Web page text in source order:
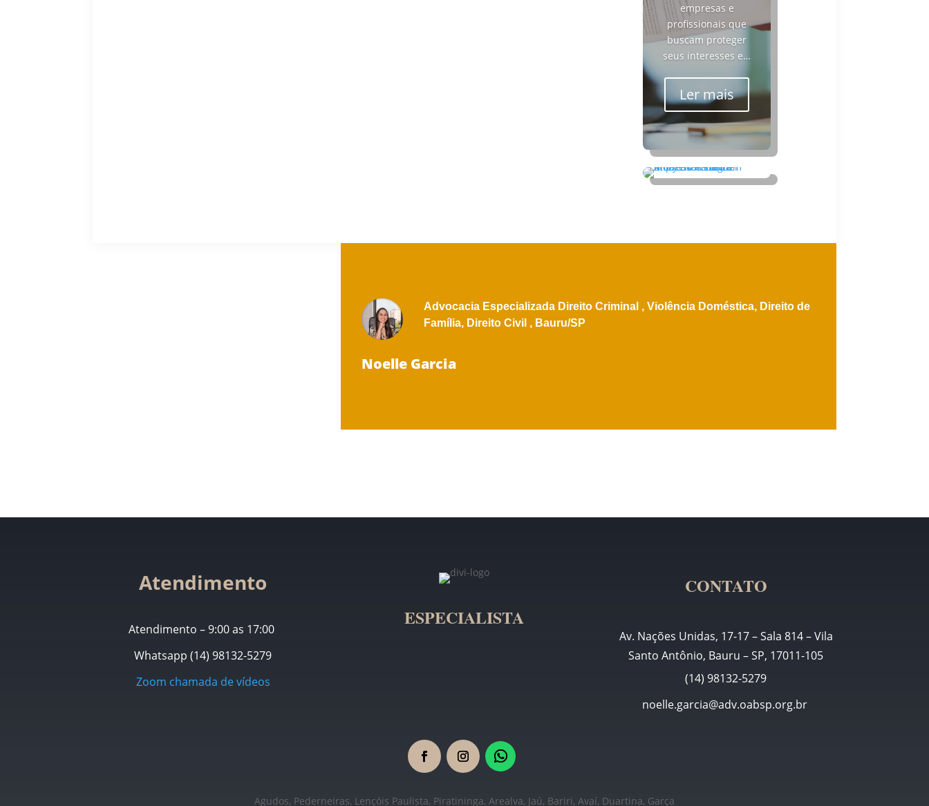
empresas e
profissionais que
buscam proteger
seus interesses e…
Ler mais
Advocacia Especializada Direito Criminal , Violência Doméstica, Direito de
Família, Direito Civil , Bauru/SP
Noelle Garcia
Atendimento
Atendimento – 9:00 as 17:00
Whatsapp (14) 98132-5279
Zoom chamada de vídeos
ESPECIALISTA
CONTATO
Av. Nações Unidas, 17-17 – Sala 814 – Vila
Santo Antônio, Bauru – SP, 17011-105
(14) 98132-5279
noelle.garcia@adv.oabsp.org.br
Agudos, Pederneiras, Lençóis Paulista, Piratininga, Arealva, Jaú, Bariri, Avaí, Duartina, Garça